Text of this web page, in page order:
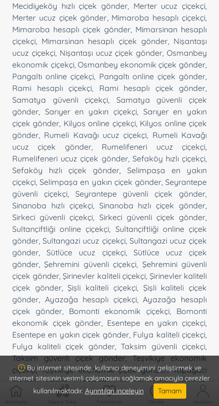
Mecidiyeköy hızlı çiçek gönder
Merter ucuz çiçekçi
Merter ucuz çiçek gönder Mimaroba hesaplı çiçekçi
Mimaroba hesaplı çiçek gönder Mimarsinan hesaplı
çiçekçi
Mimarsinan hesaplı çiçek gönder, Nişantaşı
ucuz çiçekçi, Nişantaşı ucuz çiçek gönder ,Osmanbey
ekonomik çiçekçi,Osmanbey ekonomik çiçek gönder
Pangaltı online çiçekçi Pangaltı online çiçek gönder
Rami hesaplı çiçekçi
Rami hesaplı çiçek gönder
Samatya güvenli çiçekçi
Samatya güvenli çiçek
gönder
Sarıyer en yakın çiçekçi, Sarıyer en yakın
çiçek gönder Kilyos online çiçekçi, Kilyos online çiçek
gönder Rumeli Kavağı ucuz çiçekçi
Rumeli Kavağı
ucuz çiçek gönder, Rumelifeneri ucuz çiçekçi
Rumelifeneri ucuz çiçek gönder, Sefaköy hızlı çiçekçi
Sefaköy hızlı çiçek gönder
Selimpaşa en yakın
çiçekçi ,Selimpaşa en yakın çiçek gönder,Seyrantepe
güvenli çiçekçi, Seyrantepe güvenli çiçek gönder
Sinanoba hızlı çiçekçi, Sinanoba hızlı çiçek gönder
Sirkeci güvenli çiçekçi
Sirkeci güvenli çiçek gönder
Sultançiftliği online çiçekçi
Sultançiftliği online çiçek
gönder ,Sultangazi ucuz çiçekçi, Sultangazi ucuz çiçek
gönder ,Sütlüce ucuz çiçekçi, Sütlüce ucuz çiçek
gönder ,Şehremini güvenli çiçekçi Şehremini güvenli
çiçek gönder, Şirinevler kaliteli çiçekçi Şirinevler kaliteli
çiçek gönder,Şişli kaliteli çiçekçi, Şişli kaliteli çiçek
gönder
Ayazağa hesaplı çiçekçi,Ayazağa hesaplı
çiçek gönder
Bomonti ekonomik çiçekçi
Bomonti
ekonomik çiçek gönder
Esentepe en yakın çiçekçi
Esentepe en yakın çiçek gönder Fulya kaliteli çiçekçi
Fulya kaliteli çiçek gönder,Taksim güvenli çiçekçi
Taksim güvenli çiçek gönder,Teşvikiye ekonomik
çiçekçi ,Teşvikiye ekonomik çiçek gönder,Topağacı
güvenli çiçekçi,Topağacı güvenli çiçek gönder,
Tophane en yakın çiçekçi,Tophane en yakın çiçek
Anasayfa Sipariş Takip Favorilerim Destek Hesabım
Bu internet sitesinde, kullanıcı deneyimini geliştirmek ve
internet sitesinin verimli çalışmasını sağlamak amacıyla çerezler
kullanılmaktadır. Ayrıntıları inceleyin Tamam